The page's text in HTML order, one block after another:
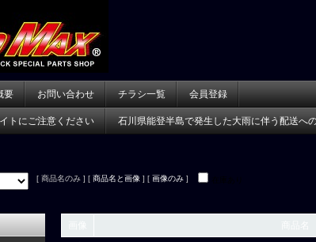
要 お問い合わせ チラシ一覧 会員登録
トにご注意ください 石川県能登半島で発生した大雨に伴う配送へ
[ 商品名のみ ] [ 商品名と画像 ] [ 画像のみ ]